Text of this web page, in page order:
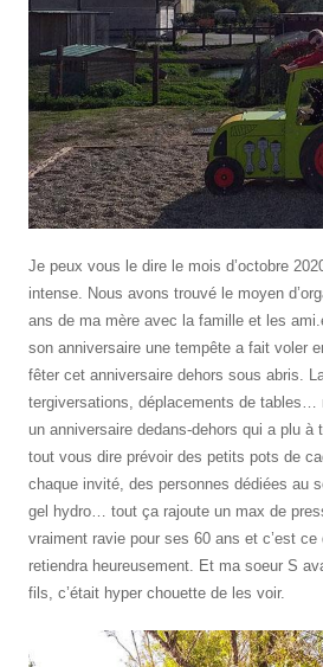
Je peux vous le dire le mois d’octobre
intense. Nous avons trouvé le moyen
ans de ma mère avec la famille et les
son anniversaire une tempête a fait voler
fêter cet anniversaire dehors sous abris.
tergiversations, déplacements de tables…
un anniversaire dedans-dehors qui a plu
tout vous dire prévoir des petits pots de
chaque invité, des personnes dédiées au
gel hydro… tout ça rajoute un max de
vraiment ravie pour ses 60 ans et c’est ce
retiendra heureusement. Et ma soeur S
fils, c’était hyper chouette de les voir.